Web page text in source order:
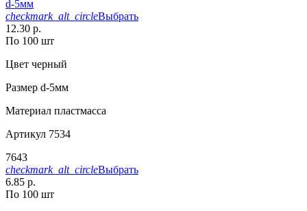
d-5мм
checkmark_alt_circleВыбрать
12.30 р.
По 100 шт
Цвет черный
Размер d-5мм
Материал пластмасса
Артикул 7534
7643
checkmark_alt_circleВыбрать
6.85 р.
По 100 шт